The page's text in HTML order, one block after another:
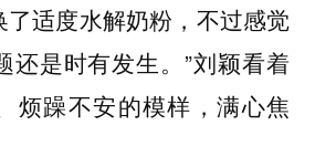
适度水解奶粉，不过感觉
还是时有发生。”刘颖看着
烦躁不安的模样，满心焦